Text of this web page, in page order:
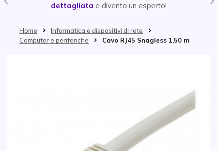
dettagliata e diventa un esperto!
Home
Informatica e dispositivi di rete
Computer e periferiche
Cavo RJ45 Snagless 1,50 m